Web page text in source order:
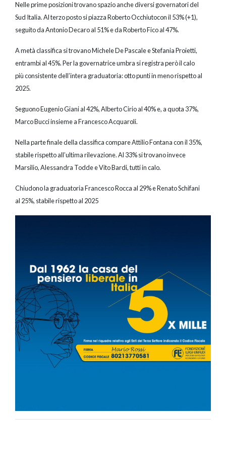
Nelle prime posizioni trovano spazio anche diversi governatori del
Sud Italia. Al terzo posto si piazza Roberto Occhiutocon il 53% (+1),
seguito da Antonio Decaro al 51% e da Roberto Fico al 47%.
A metà classifica si trovano Michele De Pascale e Stefania Proietti,
entrambi al 45%. Per la governatrice umbra si registra però il calo
più consistente dell’intera graduatoria: otto punti in meno rispetto al
2025.
Seguono Eugenio Giani al 42%, Alberto Cirio al 40% e, a quota 37%,
Marco Bucci insieme a Francesco Acquaroli.
Nella parte finale della classifica compare Attilio Fontana con il 35%,
stabile rispetto all’ultima rilevazione. Al 33% si trovano invece
Marsilio, Alessandra Todde e Vito Bardi, tutti in calo.
Chiudono la graduatoria Francesco Rocca al 29% e Renato Schifani
al 25%, stabile rispetto al 2025